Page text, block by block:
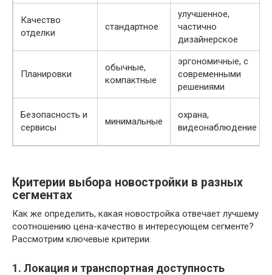
Качество
отделки
стандартное
улучшенное,
частично
дизайнерское
Планировки
обычные,
компактные
эргономичные, с
современными
решениями
Безопасность и
сервисы
минимальные
охрана,
видеонаблюдение
Критерии выбора новостройки в разных
сегментах
Как же определить, какая новостройка отвечает лучшему
соотношению цена-качество в интересующем сегменте?
Рассмотрим ключевые критерии.
1. Локация и транспортная доступность